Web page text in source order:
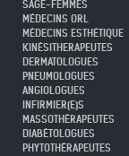
SAGE-FEMMES
MÉDECINS ORL
MÉDECINS ESTHÉTIQUE
KINÉSITHERAPEUTES
DERMATOLOGUES
PNEUMOLOGUES
ANGIOLOGUES
INFIRMIER(E)S
MASSOTHÉRAPEUTES
DIABÉTOLOGUES
PHYTOTHÉRAPEUTES